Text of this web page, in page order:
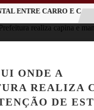
ENTRE CARRO E
ONDE A
REALIZA
DE